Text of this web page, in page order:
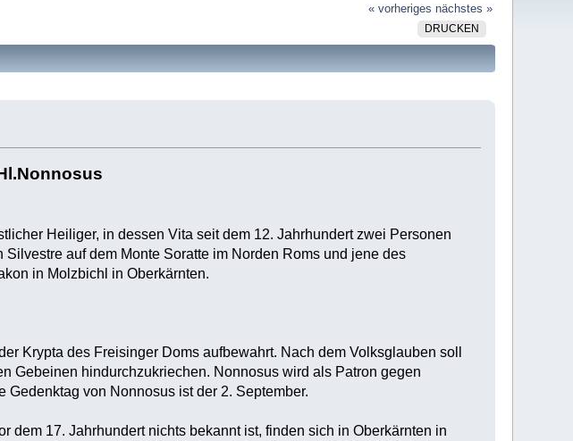
« vorheriges nächstes »
DRUCKEN
Heiliger, in dessen Vita seit dem 12. Jahrhundert zwei Personen
auf dem Monte Soratte im Norden Roms und jene des
in Molzbichl in Oberkärnten.
Krypta des Freisinger Doms aufbewahrt. Nach dem Volksglauben soll
Gebeinen hindurchzukriechen. Nonnosus wird als Patron gegen
von Nonnosus ist der 2. September.
dem 17. Jahrhundert nichts bekannt ist, finden sich in Oberkärnten in